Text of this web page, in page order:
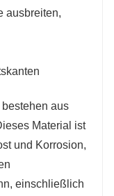
Looks
Bereiche
es eine
der
ausbreiten,
aus
Material ist
und Korrosion,
einschließlich